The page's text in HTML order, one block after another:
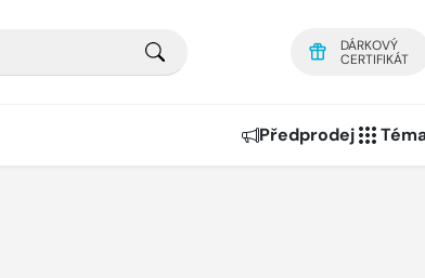
DÁRKOVÝ
CERTIFIKÁT
Předprodej